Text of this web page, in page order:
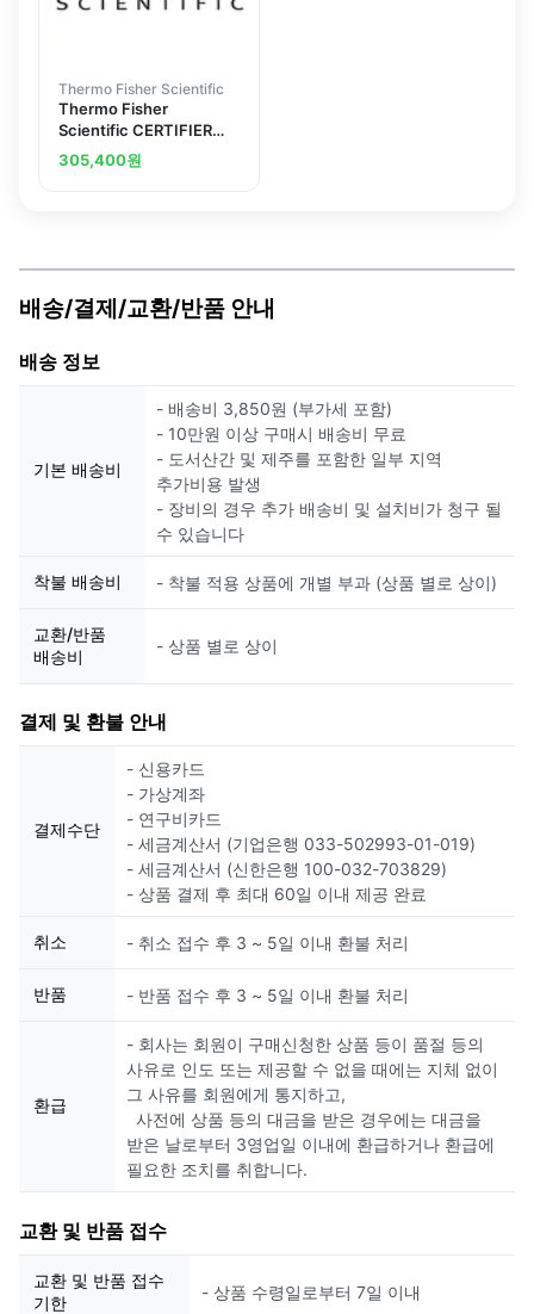
Thermo Fisher Scientific
Thermo Fisher
Scientific CERTIFIER
KIT (LG)
305,400원
배송/결제/교환/반품 안내
배송 정보
기본 배송비
- 배송비 3,850원 (부가세 포함)
- 10만원 이상 구매시 배송비 무료
- 도서산간 및 제주를 포함한 일부 지역
추가비용 발생
- 장비의 경우 추가 배송비 및 설치비가 청구 될
수 있습니다
착불 배송비 - 착불 적용 상품에 개별 부과 (상품 별로 상이)
교환/반품
배송비
- 상품 별로 상이
결제 및 환불 안내
결제수단
- 신용카드
- 가상계좌
- 연구비카드
- 세금계산서 (기업은행 033-502993-01-019)
- 세금계산서 (신한은행 100-032-703829)
- 상품 결제 후 최대 60일 이내 제공 완료
취소 - 취소 접수 후 3 ~ 5일 이내 환불 처리
반품 - 반품 접수 후 3 ~ 5일 이내 환불 처리
환급
- 회사는 회원이 구매신청한 상품 등이 품절 등의
사유로 인도 또는 제공할 수 없을 때에는 지체 없이
그 사유를 회원에게 통지하고,
사전에 상품 등의 대금을 받은 경우에는 대금을
받은 날로부터 3영업일 이내에 환급하거나 환급에
필요한 조치를 취합니다.
교환 및 반품 접수
교환 및 반품 접수
기한
- 상품 수령일로부터 7일 이내